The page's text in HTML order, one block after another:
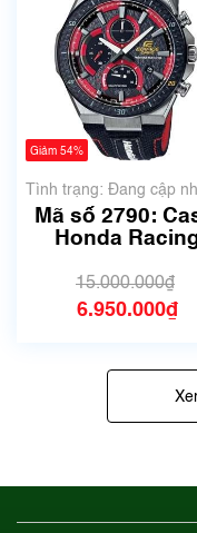
Giảm 54%
Tình trạng: Đang cập
Mã số 2790:
Honda
EFS-560HR-1A
Size 42mm
15.000.000₫
6.950.000₫